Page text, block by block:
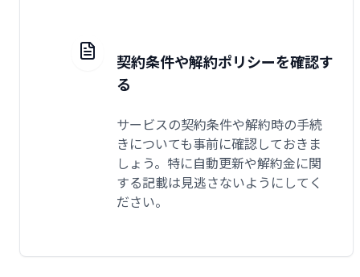
契約条件や解約ポリシーを確認す
る
サービスの契約条件や解約時の手続
きについても事前に確認しておきま
しょう。特に自動更新や解約金に関
する記載は見逃さないようにしてく
ださい。